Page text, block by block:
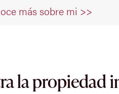
más sobre mi >>
la propiedad